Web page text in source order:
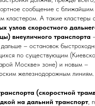
сообщение с ближайшим
кластером. А такие кластеры
узлов скоростного
внеуличного транспорта
– остановок
по существующим
Москве» зоне) и новым –
железнодорожным линиям.
(скоростной
на дальний транспорт ,